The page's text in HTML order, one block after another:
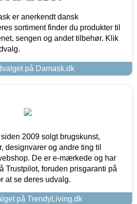
er anerkendt dansk
sortiment finder du produkter til
sengen og andet tilbehør. Klik
på Damask.dk
2009 solgt brugskunst,
designvarer og andre ting til
De er e-mærkede og har
Trustpilot, foruden prisgaranti på
at se deres udvalg.
på TrendyLiving.dk